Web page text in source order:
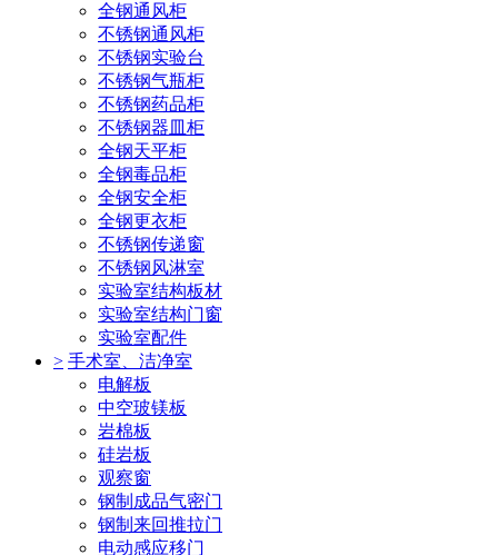
全钢通风柜
不锈钢通风柜
不锈钢实验台
不锈钢气瓶柜
不锈钢药品柜
不锈钢器皿柜
全钢天平柜
全钢毒品柜
全钢安全柜
全钢更衣柜
不锈钢传递窗
不锈钢风淋室
实验室结构板材
实验室结构门窗
实验室配件
> 手术室、洁净室
电解板
中空玻镁板
岩棉板
硅岩板
观察窗
钢制成品气密门
钢制来回推拉门
电动感应移门